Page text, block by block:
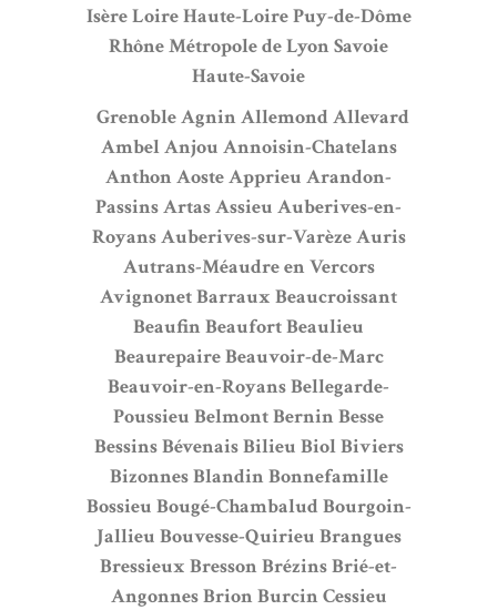
IsèreLoireHaute-LoirePuy-de-Dôme
RhôneMétropole de Lyon Savoie
Haute-Savoie
GrenobleAgnin Allemond Allevard
AmbelAnjou Annoisin-Chatelans
Anthon AosteApprieu Arandon-
PassinsArtasAssieu Auberives-en-
RoyansAuberives-sur-VarèzeAuris
Autrans-Méaudre en Vercors
AvignonetBarraux Beaucroissant
Beaufin BeaufortBeaulieu
BeaurepaireBeauvoir-de-Marc
Beauvoir-en-RoyansBellegarde-
Poussieu BelmontBernin Besse
BessinsBévenaisBilieu BiolBiviers
BizonnesBlandin Bonnefamille
Bossieu Bougé-Chambalud Bourgoin-
Jallieu Bouvesse-Quirieu Brangues
Bressieux Bresson BrézinsBrié-et-
AngonnesBrion Burcin Cessieu